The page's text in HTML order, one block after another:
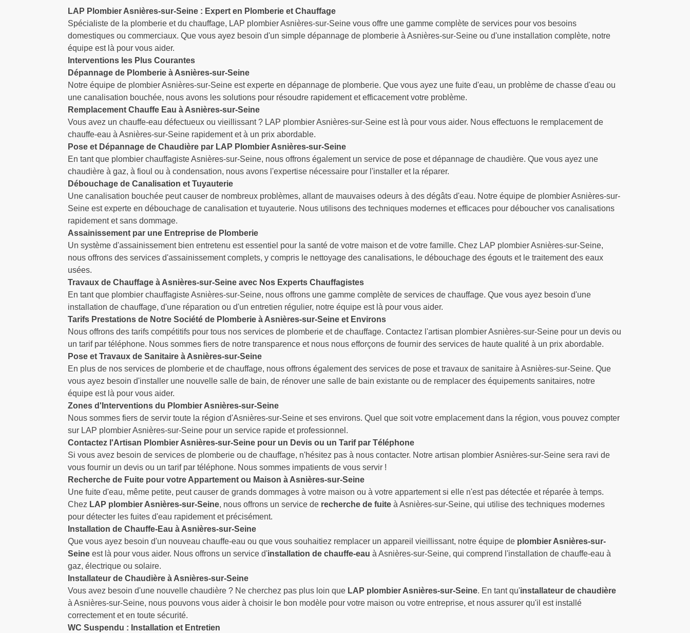
LAP Plombier Asnières-sur-Seine : Expert en Plomberie et Chauffage
Spécialiste de la plomberie et du chauffage, LAP plombier Asnières-sur-Seine vous offre une gamme complète de services pour vos besoins
domestiques ou commerciaux. Que vous ayez besoin d'un simple dépannage de plomberie à Asnières-sur-Seine ou d'une installation complète, notre
équipe est là pour vous aider.
Interventions les Plus Courantes
Dépannage de Plomberie à Asnières-sur-Seine
Notre équipe de plombier Asnières-sur-Seine est experte en dépannage de plomberie. Que vous ayez une fuite d'eau, un problème de chasse d'eau ou
une canalisation bouchée, nous avons les solutions pour résoudre rapidement et efficacement votre problème.
Remplacement Chauffe Eau à Asnières-sur-Seine
Vous avez un chauffe-eau défectueux ou vieillissant ? LAP plombier Asnières-sur-Seine est là pour vous aider. Nous effectuons le remplacement de
chauffe-eau à Asnières-sur-Seine rapidement et à un prix abordable.
Pose et Dépannage de Chaudière par LAP Plombier Asnières-sur-Seine
En tant que plombier chauffagiste Asnières-sur-Seine, nous offrons également un service de pose et dépannage de chaudière. Que vous ayez une
chaudière à gaz, à fioul ou à condensation, nous avons l'expertise nécessaire pour l'installer et la réparer.
Débouchage de Canalisation et Tuyauterie
Une canalisation bouchée peut causer de nombreux problèmes, allant de mauvaises odeurs à des dégâts d'eau. Notre équipe de plombier Asnières-sur-
Seine est experte en débouchage de canalisation et tuyauterie. Nous utilisons des techniques modernes et efficaces pour déboucher vos canalisations
rapidement et sans dommage.
Assainissement par une Entreprise de Plomberie
Un système d'assainissement bien entretenu est essentiel pour la santé de votre maison et de votre famille. Chez LAP plombier Asnières-sur-Seine,
nous offrons des services d'assainissement complets, y compris le nettoyage des canalisations, le débouchage des égouts et le traitement des eaux
usées.
Travaux de Chauffage à Asnières-sur-Seine avec Nos Experts Chauffagistes
En tant que plombier chauffagiste Asnières-sur-Seine, nous offrons une gamme complète de services de chauffage. Que vous ayez besoin d'une
installation de chauffage, d'une réparation ou d'un entretien régulier, notre équipe est là pour vous aider.
Tarifs Prestations de Notre Société de Plomberie à Asnières-sur-Seine et Environs
Nous offrons des tarifs compétitifs pour tous nos services de plomberie et de chauffage. Contactez l'artisan plombier Asnières-sur-Seine pour un devis ou
un tarif par téléphone. Nous sommes fiers de notre transparence et nous nous efforçons de fournir des services de haute qualité à un prix abordable.
Pose et Travaux de Sanitaire à Asnières-sur-Seine
En plus de nos services de plomberie et de chauffage, nous offrons également des services de pose et travaux de sanitaire à Asnières-sur-Seine. Que
vous ayez besoin d'installer une nouvelle salle de bain, de rénover une salle de bain existante ou de remplacer des équipements sanitaires, notre
équipe est là pour vous aider.
Zones d'Interventions du Plombier Asnières-sur-Seine
Nous sommes fiers de servir toute la région d'Asnières-sur-Seine et ses environs. Quel que soit votre emplacement dans la région, vous pouvez compter
sur LAP plombier Asnières-sur-Seine pour un service rapide et professionnel.
Contactez l'Artisan Plombier Asnières-sur-Seine pour un Devis ou un Tarif par Téléphone
Si vous avez besoin de services de plomberie ou de chauffage, n'hésitez pas à nous contacter. Notre artisan plombier Asnières-sur-Seine sera ravi de
vous fournir un devis ou un tarif par téléphone. Nous sommes impatients de vous servir !
Recherche de Fuite pour votre Appartement ou Maison à Asnières-sur-Seine
Une fuite d'eau, même petite, peut causer de grands dommages à votre maison ou à votre appartement si elle n'est pas détectée et réparée à temps.
Chez LAP plombier Asnières-sur-Seine, nous offrons un service de recherche de fuite à Asnières-sur-Seine, qui utilise des techniques modernes
pour détecter les fuites d'eau rapidement et précisément.
Installation de Chauffe-Eau à Asnières-sur-Seine
Que vous ayez besoin d'un nouveau chauffe-eau ou que vous souhaitiez remplacer un appareil vieillissant, notre équipe de plombier Asnières-sur-
Seine est là pour vous aider. Nous offrons un service d'installation de chauffe-eau à Asnières-sur-Seine, qui comprend l'installation de chauffe-eau à
gaz, électrique ou solaire.
Installateur de Chaudière à Asnières-sur-Seine
Vous avez besoin d'une nouvelle chaudière ? Ne cherchez pas plus loin que LAP plombier Asnières-sur-Seine. En tant qu'installateur de chaudière
à Asnières-sur-Seine, nous pouvons vous aider à choisir le bon modèle pour votre maison ou votre entreprise, et nous assurer qu'il est installé
correctement et en toute sécurité.
WC Suspendu : Installation et Entretien